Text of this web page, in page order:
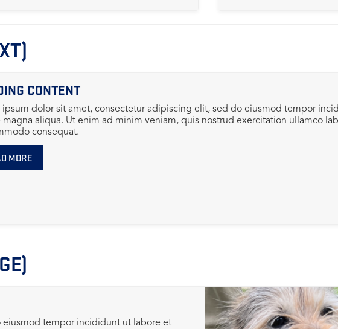
CONTENT
ipsum dolor sit amet, consectetur adipiscing elit, sed do eiusmod tempor
magna aliqua. Ut enim ad minim veniam, quis nostrud exercitation ullamco
consequat.
MORE
eiusmod tempor incididunt ut labore et